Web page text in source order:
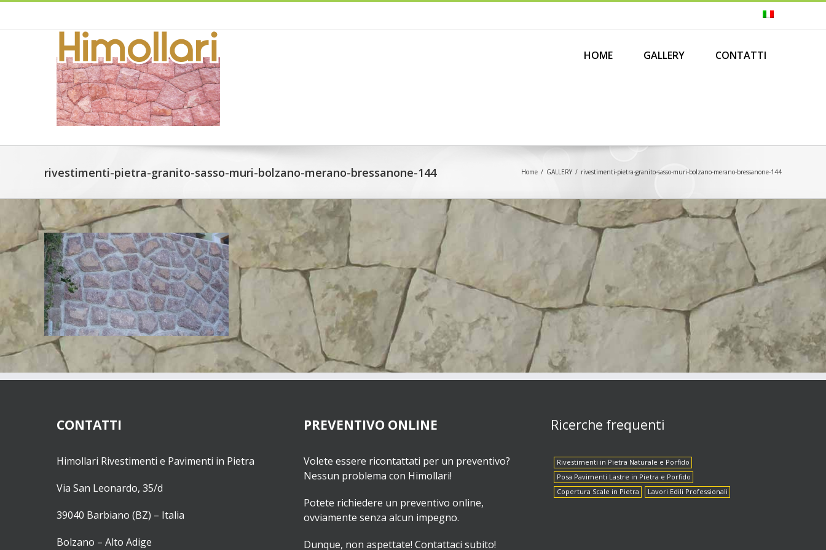
HOME GALLERY CONTATTI
rivestimenti-pietra-granito-sasso-muri-bolzano-merano-bressanone-144 Home / GALLERY / rivestimenti-pietra-granito-sasso-muri-bolzano-merano-bressanone-144
CONTATTI
Himollari Rivestimenti e Pavimenti in Pietra
Via San Leonardo, 35/d
39040 Barbiano (BZ) – Italia
Bolzano – Alto Adige
PREVENTIVO ONLINE
Volete essere ricontattati per un preventivo?
Nessun problema con Himollari!
Potete richiedere un preventivo online,
ovviamente senza alcun impegno.
Dunque, non aspettate! Contattaci subito!
Ricerche frequenti
Rivestimenti in Pietra Naturale e Porfido
Posa Pavimenti Lastre in Pietra e Porfido
Copertura Scale in Pietra
Lavori Edili Professionali